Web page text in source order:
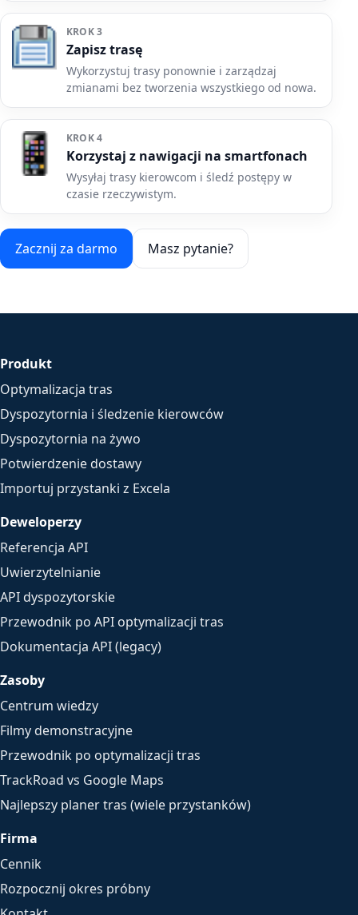
KROK 3
Zapisz trasę
Wykorzystuj trasy ponownie i zarządzaj
zmianami bez tworzenia wszystkiego od nowa.
KROK 4
Korzystaj z nawigacji na smartfonach
Wysyłaj trasy kierowcom i śledź postępy w
czasie rzeczywistym.
Zacznij za darmo Masz pytanie?
Produkt
Optymalizacja tras
Dyspozytornia i śledzenie kierowców
Dyspozytornia na żywo
Potwierdzenie dostawy
Importuj przystanki z Excela
Deweloperzy
Referencja API
Uwierzytelnianie
API dyspozytorskie
Przewodnik po API optymalizacji tras
Dokumentacja API (legacy)
Zasoby
Centrum wiedzy
Filmy demonstracyjne
Przewodnik po optymalizacji tras
TrackRoad vs Google Maps
Najlepszy planer tras (wiele przystanków)
Firma
Cennik
Rozpocznij okres próbny